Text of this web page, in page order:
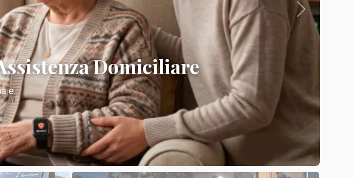
Domiciliare
e
Successivo